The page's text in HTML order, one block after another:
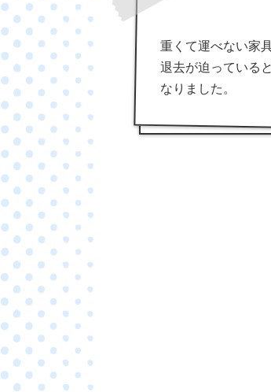
重くて運べない家
退去が迫っている
なりました。